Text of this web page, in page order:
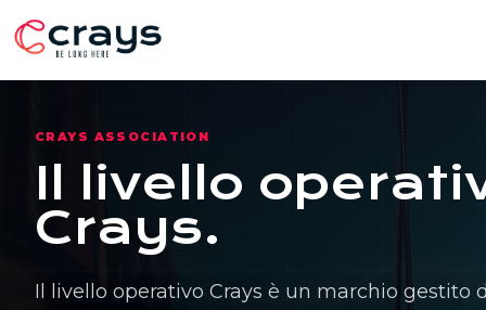
CRAYS ASSOCIATION
Il livello
Crays.
Il livello operativo Crays è un marchio gestito